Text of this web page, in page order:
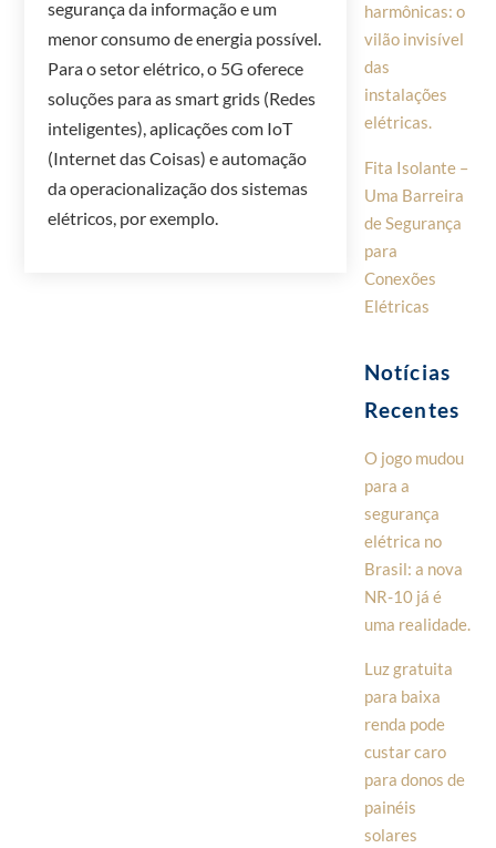
segurança da informação e um
menor consumo de energia possível.
Para o setor elétrico, o 5G oferece
soluções para as smart grids (Redes
inteligentes), aplicações com IoT
(Internet das Coisas) e automação
da operacionalização dos sistemas
elétricos, por exemplo.
harmônicas: o
vilão invisível
das
instalações
elétricas.
Fita Isolante –
Uma Barreira
de Segurança
para
Conexões
Elétricas
Notícias
Recentes
O jogo mudou
para a
segurança
elétrica no
Brasil: a nova
NR-10 já é
uma realidade.
Luz gratuita
para baixa
renda pode
custar caro
para donos de
painéis
solares